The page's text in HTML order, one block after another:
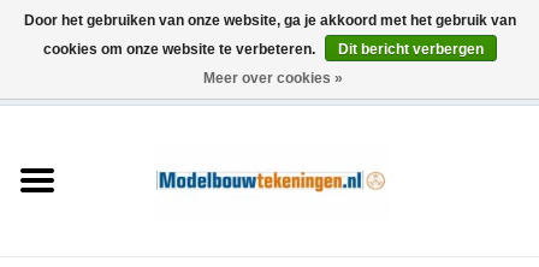
Schepen
Door het gebruiken van onze website, ga je akkoord met het gebruik van
cookies om onze website te verbeteren.
Dit bericht verbergen
Meer over cookies »